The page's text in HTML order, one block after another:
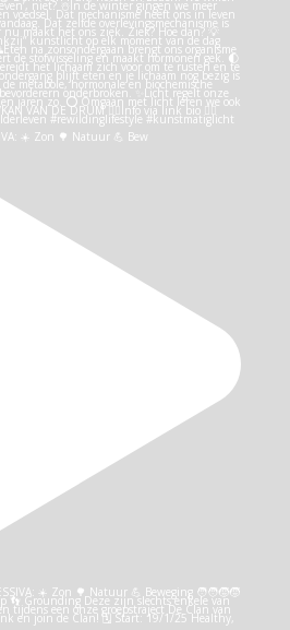
☀️ Zon 🌳 Natuur 💪 Bew